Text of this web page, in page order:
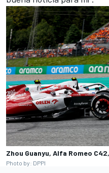
Zhou Guanyu, Alfa Romeo
Photo by: DPPI